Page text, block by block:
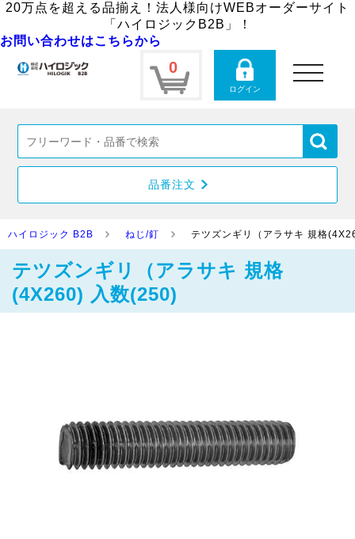
20万点を超える品揃え！法人様向けWEBオーダーサイト
「ハイロジックB2B」！
お問い合わせはこちらから
0
ログイン
toggle
navigation
品番注文
ハイロジック B2B ねじ/釘 テツズンギリ（アラサキ 規格
テツズンギリ（アラサキ 規格
(4X260) 入数(250)